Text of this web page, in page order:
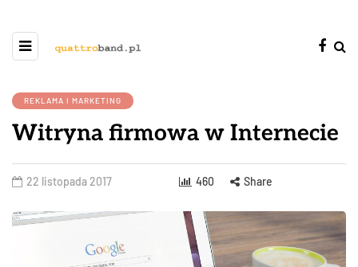
REKLAMA I MARKETING
Witryna firmowa w Internecie
22 listopada 2017 460 Share